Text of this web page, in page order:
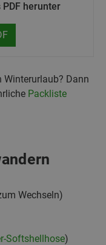
herunter
Winterurlaub? Dann
Packliste
Wechseln)
Softshellhose)